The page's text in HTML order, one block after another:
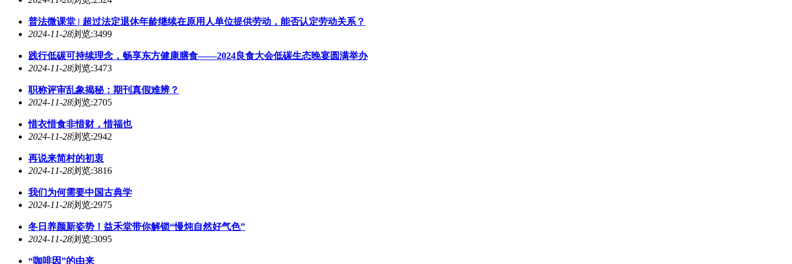
普法微课堂 | 超过法定退休年龄继续在原用人单位提供劳动，能否认定劳动关系？
2024-11-28浏览:3499
践行低碳可持续理念，畅享东方健康膳食——2024良食大会低碳生态晚宴圆满举办
2024-11-28浏览:3473
职称评审乱象揭秘：期刊真假难辨？
2024-11-28浏览:2705
惜衣惜食非惜财，惜福也
2024-11-28浏览:2942
再说来简村的初衷
2024-11-28浏览:3816
我们为何需要中国古典学
2024-11-28浏览:2975
冬日养颜新姿势！益禾堂带你解锁“慢炖自然好气色”
2024-11-28浏览:3095
“咖啡因”的由来